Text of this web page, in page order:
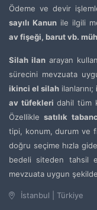
Ödeme ve devir
sayılı Kanunile ilgili
av fişeği, barut vb.
Silah ilanarayan
sürecini mevzuata
ikinci el silah ilanlarını;
av tüfekleri dahil tüm
Özelliklesatılık
tipi, konum, durum ve
doğru seçime hızla
bedeli siteden tahsil
mevzuata uygun
İstanbul | Türkiye